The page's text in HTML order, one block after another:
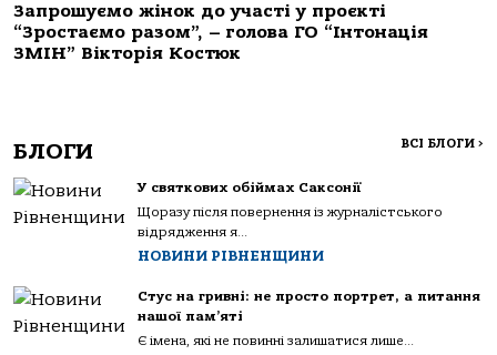
Запрошуємо жінок до участі у проєкті
“Зростаємо разом”, – голова ГО “Інтонація
ЗМІН” Вікторія Костюк
БЛОГИ ВСІ БЛОГИ >
У святкових обіймах Саксонії
Щоразу після повернення із журналістського
відрядження я...
НОВИНИ РІВНЕНЩИНИ
Стус на гривні: не просто портрет, а питання
нашої пам’яті
Є імена, які не повинні залишатися лише...